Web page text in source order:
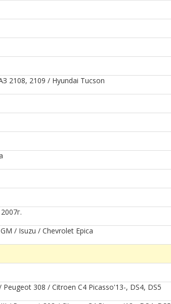
2108, 2109 / Hyundai Tucson
/ Isuzu / Chevrolet Epica
308 / Citroen C4 Picasso'13-, DS4, DS5